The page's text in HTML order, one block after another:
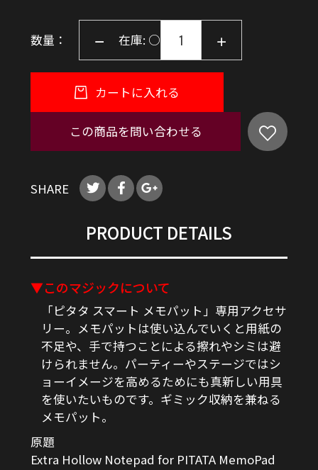
数量： 在庫: ○
カートに入れる
この商品を問い合わせる
SHARE
PRODUCT DETAILS
▼このマジックについて
「ピタタ スマート メモパット」専用アクセサ
リー。メモパットは使い込んでいくと用紙の
不足や、手で持つことによる擦れやシミは避
けられません。パーティーやステージではシ
ョーイメージを高めるためにも真新しい用具
を使いたいものです。ギミック収納を兼ねる
メモパット。
原題
Extra Hollow Notepad for PITATA MemoPad